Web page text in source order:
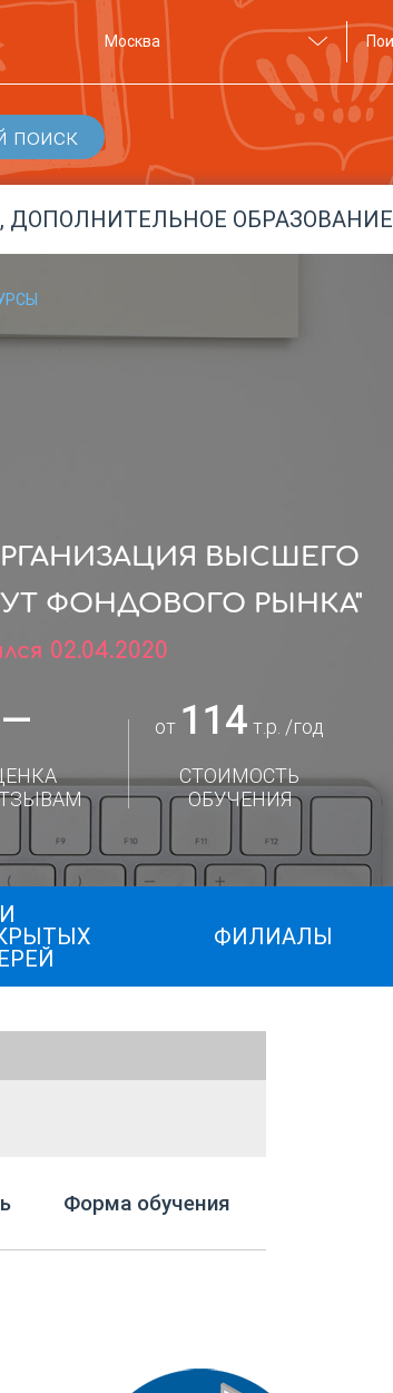
Москва
поиск
ДОПОЛНИТЕЛЬНОЕ ОБРАЗОВАНИЕ
ВЫСШЕГО
ФОНДОВОГО РЫНКА"
02.04.2020
— от 114 т.р. /год
СТОИМОСТЬ
ОБУЧЕНИЯ
ФИЛИАЛЫ
Форма обучения